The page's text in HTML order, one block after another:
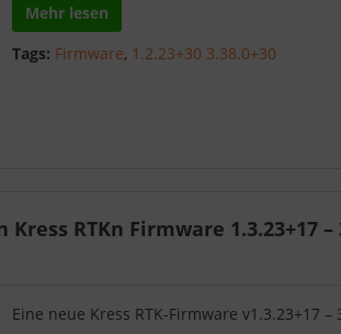
Mehr lesen
Tags: Firmware, 1.2.23+30 3.38.0+30
RTKn Firmware 1.3.23+17 –
Eine neue Kress RTK-Firmware v1.3.23+17